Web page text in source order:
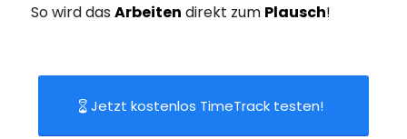
So wird das Arbeiten direkt zum Plausch!
Jetzt kostenlos TimeTrack testen!